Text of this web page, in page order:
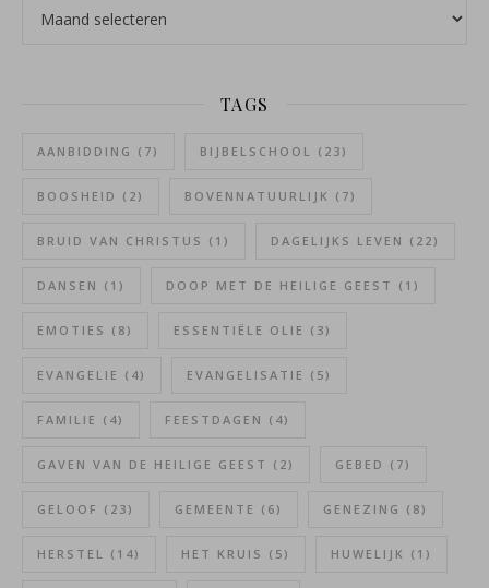
TAGS
AANBIDDING (7) BIJBELSCHOOL (23)
BOOSHEID (2) BOVENNATUURLIJK (7)
BRUID VAN CHRISTUS (1) DAGELIJKS LEVEN (22)
DANSEN (1) DOOP MET DE HEILIGE GEEST (1)
EMOTIES (8) ESSENTIËLE OLIE (3)
EVANGELIE (4) EVANGELISATIE (5)
FAMILIE (4) FEESTDAGEN (4)
GAVEN VAN DE HEILIGE GEEST (2) GEBED (7)
GELOOF (23) GEMEENTE (6) GENEZING (8)
HERSTEL (14) HET KRUIS (5) HUWELIJK (1)